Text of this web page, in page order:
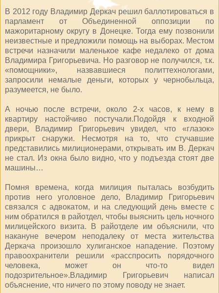
В 2012 году Владимир Деркач решил баллотироваться в
парламент от Объединенной оппозиции по
мажоритарному округу в Донецке. Тогда ему позвонили
неизвестные и предложили помощь на выборах. Местом
встречи назначили маленькое кафе недалеко от дома
Владимира Григорьевича. Но разговор не получился, т.к.
«помощники», назвавшиеся политтехнологами,
запросили немалые деньги, которых у чернобыльца,
разумеется, не было.
А ночью после встречи, около 2-х часов, к нему в
квартиру настойчиво постучали.Подойдя к входной
двери, Владимир Григорьевич увидел, что «глазок»
прикрыт снаружи. Несмотря на то, что стучавшие
представились милиционерами, открывать им В. Деркач
не стал. Из окна было видно, что у подъезда стоят две
машины…
Помня времена, когда милиция пыталась возбудить
против него уголовное дело, Владимир Григорьевич
связался с адвокатом, и на следующий день вместе с
ним обратился в райотдел, чтобы выяснить цель ночного
милицейского визита. В райотделе им объяснили, что
накануне вечером неподалеку от места жительства
Деркача произошло хулиганское нападение. Поэтому
правоохранители решили «расспросить порядочного
человека, может он что-то видел
подозрительное».Владимир Григорьевич написал
объяснение, что ничего по этому поводу не знает.